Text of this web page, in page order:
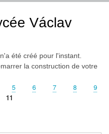
Václav
été créé pour l'instant.
la construction de votre
Page
5 Page
6 Page
7 Page
8 Page
9
Page
11